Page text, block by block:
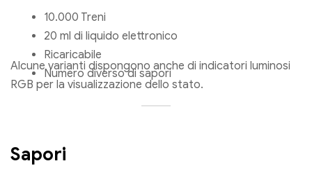
10.000 Treni
20 ml di liquido elettronico
Ricaricabile
Numero diverso di sapori
Alcune varianti dispongono anche di indicatori luminosi
RGB per la visualizzazione dello stato.
Sapori